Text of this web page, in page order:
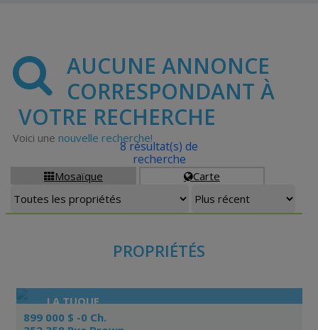
AUCUNE ANNONCE
CORRESPONDANT À
VOTRE RECHERCHE
Voici une nouvelle recherche!
Mosaïque Carte
8 résultat(s) de
recherche
PROPRIÉTÉS
LA TUQUE
899 000 $ -0 Ch.